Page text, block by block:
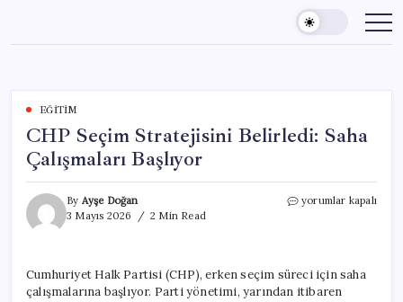
content
EĞITIM
CHP Seçim Stratejisini Belirledi: Saha
Çalışmaları Başlıyor
By Ayşe Doğan
3 Mayıs 2026
2 Min Read
CHP
Çalışmaları
Başlıyor
yorumlar kapalı
Cumhuriyet Halk Partisi (CHP), erken seçim süreci için saha
çalışmalarına başlıyor. Parti yönetimi, yarından itibaren